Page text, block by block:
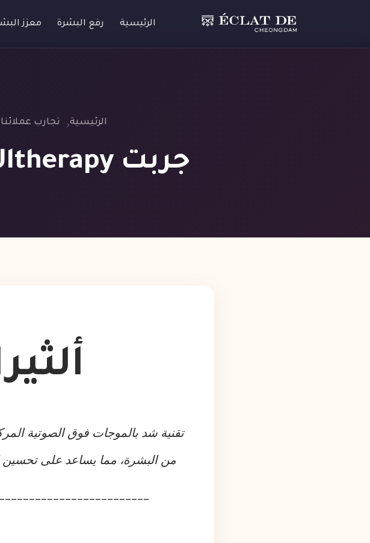
الرئيسية رفع البشرة معزز
الرئيسية تجارب عملائنا
جربت Ultherapy … والنتيجة فاجأتني!
تقنية شد بالموجات فوق الصوتية
من البشرة، مما يساعد على تحسين